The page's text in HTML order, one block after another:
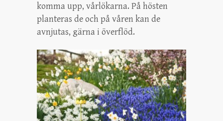
komma upp, vårlökarna. På hösten
planteras de och på våren kan de
avnjutas, gärna i överflöd.